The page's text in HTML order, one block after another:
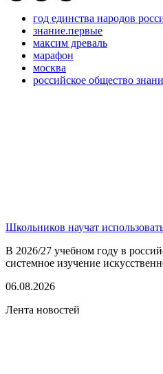
год единства народов
знание.первые
максим древаль
марафон
москва
российское общество
Школьников научат
В 2026/27 учебном году в
системное изучение
06.08.2026
Лента новостей